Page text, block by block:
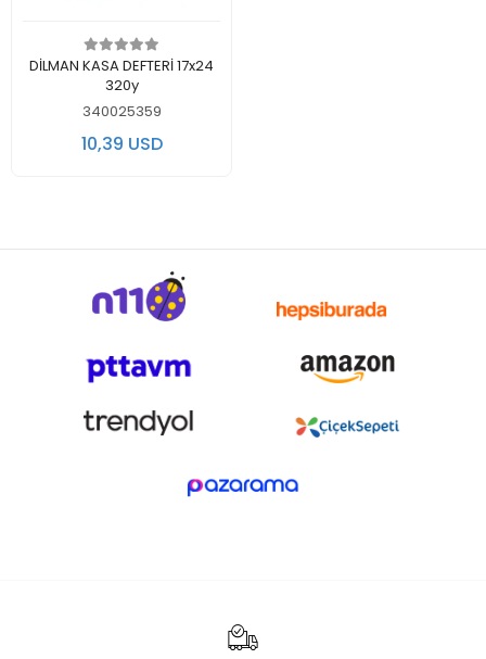
Out of stock
DİLMAN KASA DEFTERİ 17x24
320y
340025359
10,39 USD